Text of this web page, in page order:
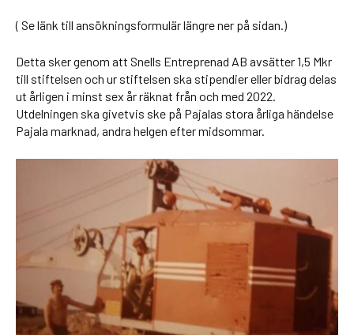
( Se länk till ansökningsformulär längre ner på sidan.)
Detta sker genom att Snells Entreprenad AB avsätter 1,5 Mkr
till stiftelsen och ur stiftelsen ska stipendier eller bidrag delas
ut årligen i minst sex år räknat från och med 2022.
Utdelningen ska givetvis ske på Pajalas stora årliga händelse
Pajala marknad, andra helgen efter midsommar.